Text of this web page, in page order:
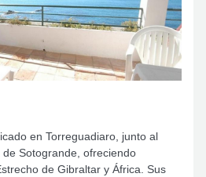
en Torreguadiaro, junto al
Sotogrande, ofreciendo
de Gibraltar y África. Sus